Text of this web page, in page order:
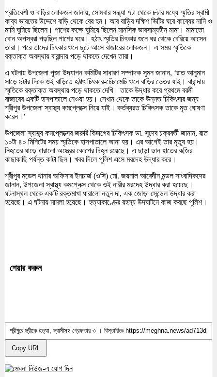
প্রতিবেশী ও বাড়ির লোকজন জানায়, সোমবার সন্ধ্যা ৭টা থেকে ৮টার মধ্যে স্মৃতির স্বামী
কাব্য ভারতের উদ্দেশে বাড়ি থেকে বের হন। আর বাড়ির দক্ষিণ ভিটির ঘরে কাব্যের নানি ও
মামি ঘুমিয়ে ছিলেন। পাশের কক্ষে ঘুমিয়ে ছিলেন মানসিক ভারসাম্যহীন মামা। মামাতো
বোন অপস্বরা পড়ছিল পাশের ঘরে। হঠাৎ স্মৃতির চিৎকার শুনে ঘর থেকে বেরিয়ে আসেন
তারা। পরে তাদের চিৎকার শুনে ছুটে আসে বাজারের লোকজন। এ সময় স্মৃতিকে
রক্তাক্ত অবস্থায় বারান্দায় পড়ে থাকতে দেখেন তারা।
এ ঘটনায় উপজেলা পূজা উদযাপন কমিটির সাধারণ সম্পাদক সুমন জানান, ‘রাত আনুমান
সাড়ে ৯টার দিকে ওই বাড়িতে হঠাৎ চিৎকার-চেঁচামেচি শুনে বাড়ির ভেতর যাই। বারান্দায়
স্মৃতিকে রক্তাক্ত অবস্থায় পড়ে থাকতে দেখি। তাকে উদ্ধার করে প্রথমে বরমী
বাজারের একটি হাসপাতালে নেওয়া হয়। সেখান থেকে তাকে উন্নত চিকিৎসার জন্য
শ্রীপুর উপজেলা স্বাস্থ্য কমপ্লেক্সে নিয়ে যাই। কর্তব্যরত চিকিৎসক তাকে মৃত ঘোষণা
করেন।’
উপজেলা স্বাস্থ্য কমপ্লেক্সের জরুরি বিভাগের চিকিৎসক ডা. সুদেব চক্রবর্তী জানান, রাত
১০টা ৪০ মিনিটের সময় স্মৃতিকে হাসপাতালে আনা হয়। এর আগেই তার মৃত্যু হয়।
নিহতের ঘাড়ে ধারালো অস্ত্রের কোপের চিহ্ন রয়েছে। এ ছাড়া ডান হাতের কব্জির
কাছাকাছি পর্যন্ত কাটা ছিল। খবর দিলে পুলিশ এসে মরদেহ উদ্ধার করে।
শ্রীপুর মডেল থানার অফিসার ইনচার্জ (ওসি) মো. জয়নাল আবেদীন মন্ডল সাংবাদিকদের
জানান, উপজেলা স্বাস্থ্য কমপ্লেক্স থেকে ওই নারীর মরদেহ উদ্ধার করা হয়েছে।
ঘটনাস্থল থেকে একটি রক্তমাখা ধারালো নতুন দা, এক জোড়া সেন্ডেল উদ্ধার করা
হয়েছে। এ ঘটনায় মামলা হয়েছে। হত্যাকাণ্ডের রহস্য উদঘাটনে কাজ করছে পুলিশ।
শেয়ার করুন
Copy URL